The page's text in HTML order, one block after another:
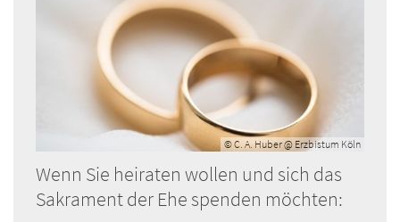
© C. A. Huber @ Erzbistum Köln
Wenn Sie heiraten wollen und sich das
Sakrament der Ehe spenden möchten: